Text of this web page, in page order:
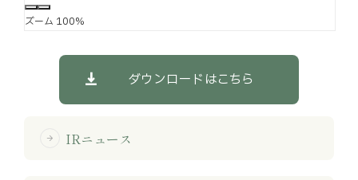
ズーム 100%
ダウンロードはこちら
arrow_forward IRニュース